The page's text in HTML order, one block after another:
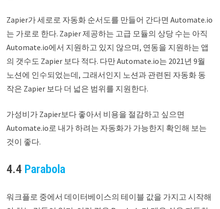
Zapier가 세로로 자동화 순서도를 만들어 간다면 Automate.io
는 가로로 한다. Zapier 제공하는 고급 모듈의 상당 수는 아직
Automate.io에서 지원하고 있지 않으며, 연동을 지원하는 앱
의 갯수도 Zapier 보다 적다. 다만 Automate.io는 2021년 9월
노션에 인수되었는데, 그래서인지 노션과 관련된 자동화 동
작은 Zapier 보다 더 넓은 범위를 지원한다.
가성비가 Zapier보다 좋아서 비용을 절감하고 싶으면
Automate.io로 내가 하려는 자동화가 가능한지 확인해 보는
것이 좋다.
4.4 Parabola
워크플로 중에서 데이터베이스의 테이블 값을 가지고 시작해